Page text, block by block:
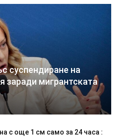
суспендиране на
заради мигрантската
с още 1 см само за 24 часа :